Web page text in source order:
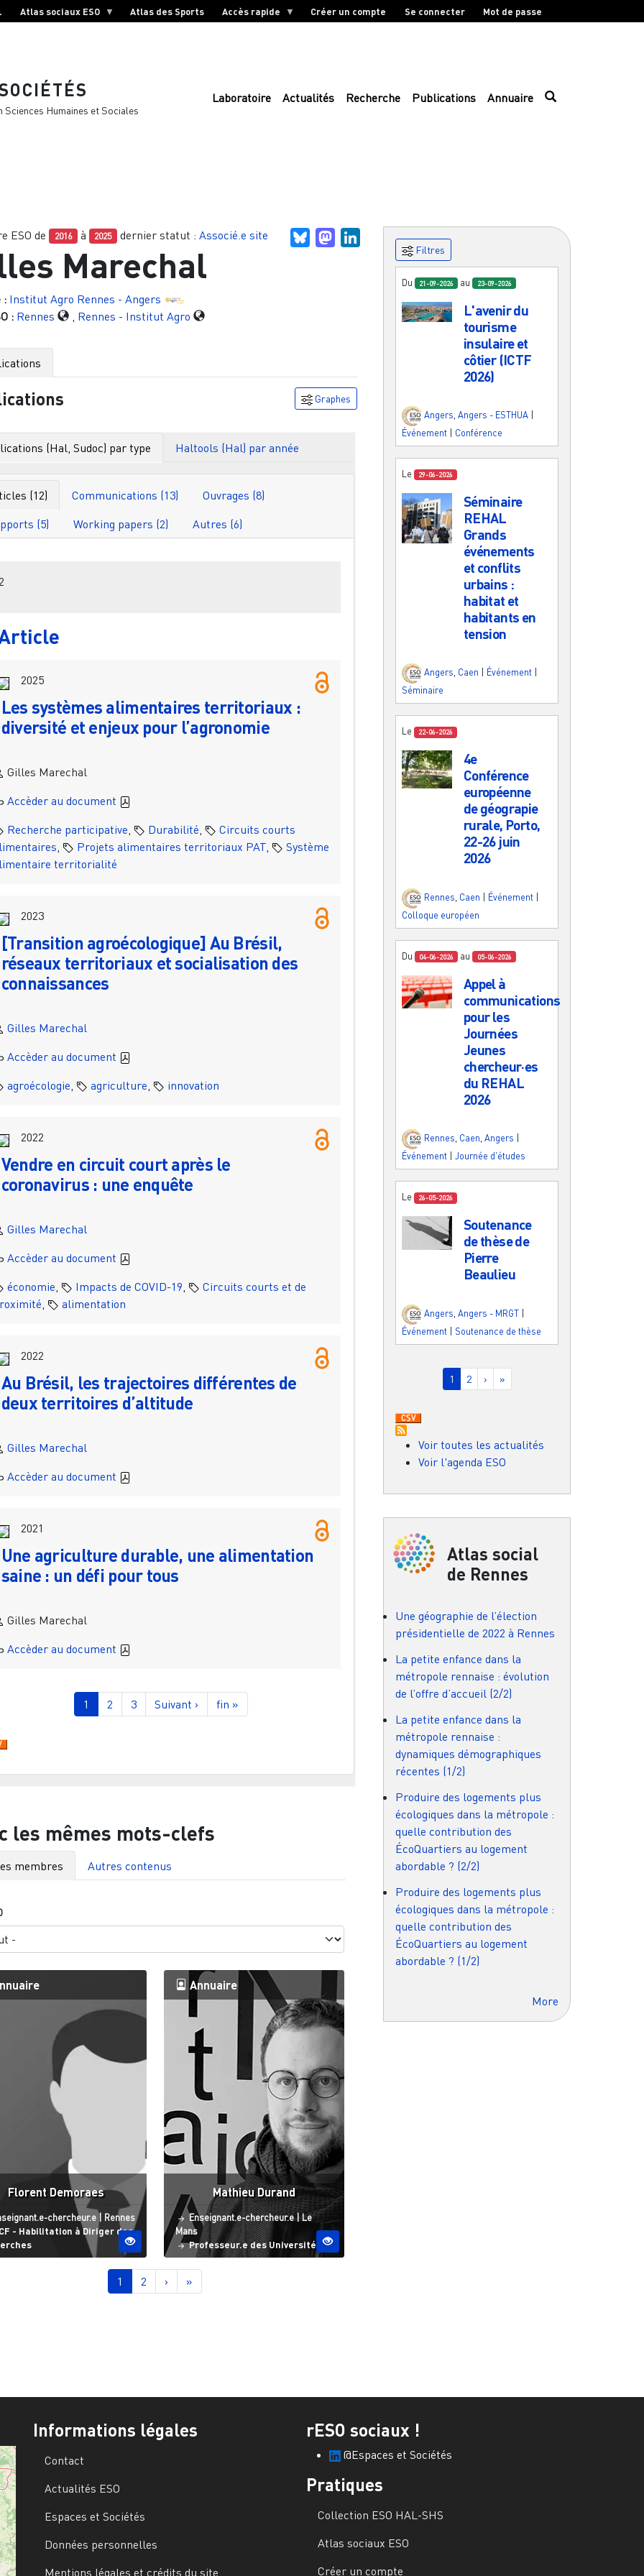
Atlas sociaux ESO Atlas des Sports Accès rapide Créer un compte Se connecter Mot de passe
Humaines et Sociales
Laboratoire Actualités Recherche Publications Annuaire
BlueskyMastodonLinkedIn
ESO de 2016 à 2025 dernier statut :Associé.e site
Marechal
: Institut Agro Rennes - Angers
: Rennes , Rennes - Institut Agro
Graphes
(Hal, Sudoc) par type Haltools (Hal) par année
(12) Communications (13)
Ouvrages (8)
(5)
Working papers (2) Autres (6)
2025
Les systèmes alimentaires territoriaux :
diversité et enjeux pour l’agronomie
Gilles Marechal
Accèder au document
Recherche participative
Durabilité
Circuits courts
Projets alimentaires territoriaux PAT,
Système
territorialité
2023
[Transition agroécologique] Au Brésil,
réseaux territoriaux et socialisation des
connaissances
Gilles Marechal
Accèder au document
agroécologie
agriculture innovation
2022
Vendre en circuit court après le
coronavirus : une enquête
Gilles Marechal
Accèder au document
économie
Impacts de COVID-19
Circuits courts et de
alimentation
2022
Au Brésil, les trajectoires différentes de
deux territoires d’altitude
Gilles Marechal
Accèder au document
2021
Une agriculture durable, une alimentation
saine : un défi pour tous
Gilles Marechal
Accèder au document
Page courante
1 Page
2 Page
3 Page suivante
Suivant › Dernière page
fin »
les mêmes mots-clefs
membres Autres contenus
Florent Demoraes
chercheur.e Site ESO
Rennes
- Habilitation à Diriger des
Annuaire
Mathieu Durand
Statut
Enseignant.e-chercheur.e|Site ESO
Le
Mans
Professeur.e des Universités
Page courante
1 Page
2 Page suivante
› Dernière page
»
Filtres
Du 21-09-2026 au 23-09-2026
L'avenir du
tourisme
insulaire et
côtier (ICTF
2026)
Angers Angers - ESTHUA
Événement
Conférence
Le 29-06-2026
Séminaire
REHAL
Grands
événements
et conflits
urbains :
habitat et
habitants en
tension
Angers, Caen Événement
Séminaire
Le 22-06-2026
4e
Conférence
européenne
de géograpie
rurale, Porto,
22-26 juin
2026
Rennes Caen Événement
Colloque européen
Du 04-06-2026 au 05-06-2026
Appel à
communications
pour les
Journées
Jeunes
chercheur·es
du REHAL
2026
Rennes, Caen, Angers
Événement
Journée d'études
Le 26-05-2026
Soutenance
de thèse de
Pierre
Beaulieu
Angers Angers - MRGT
Événement | Soutenance de thèse
Pagination
Page courante
1 Page
2 Page suivante
› Dernière page
»
Voir toutes les actualités
Voir l'agenda ESO
Atlas social
de Rennes
Une géographie de l’élection
présidentielle de 2022 à Rennes
La petite enfance dans la
métropole rennaise : évolution
de l’offre d’accueil (2/2)
La petite enfance dans la
métropole rennaise :
dynamiques démographiques
récentes (1/2)
Produire des logements plus
écologiques dans la métropole :
quelle contribution des
ÉcoQuartiers au logement
abordable ? (2/2)
Produire des logements plus
écologiques dans la métropole :
quelle contribution des
ÉcoQuartiers au logement
abordable ? (1/2)
More
Informations légales
Contact
Actualités ESO
Espaces et Sociétés
Données personnelles
Mentions légales et crédits du site
rESO sociaux !
@Espaces et Sociétés
Pratiques
Collection ESO HAL-SHS
Atlas sociaux ESO
Créer un compte